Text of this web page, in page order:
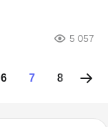
5 057
6 7 8 9